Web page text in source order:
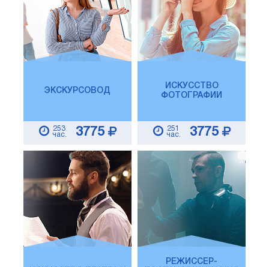
ЭКСКУРСОВОД
253
час.
3775
ИСКУССТВО
ФОТОГРАФИИ
251
час.
3775
РЕЖИССЕР-